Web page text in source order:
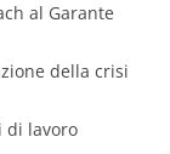
al Garante
della crisi
di lavoro